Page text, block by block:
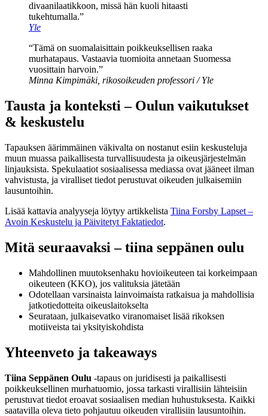
divaanilaatikkoon, missä hän kuoli hitaasti
tukehtumalla.”
Yle
“Tämä on suomalaisittain poikkeuksellisen raaka
murhatapaus. Vastaavia tuomioita annetaan Suomessa
vuosittain harvoin.”
Minna Kimpimäki, rikosoikeuden professori / Yle
Tausta ja konteksti – Oulun vaikutukset
& keskustelu
Tapauksen äärimmäinen väkivalta on nostanut esiin keskusteluja
muun muassa paikallisesta turvallisuudesta ja oikeusjärjestelmän
linjauksista. Spekulaatiot sosiaalisessa mediassa ovat jääneet ilman
vahvistusta, ja viralliset tiedot perustuvat oikeuden julkaisemiin
lausuntoihin.
Lisää kattavia analyyseja löytyy artikkelista Tiina Forsby Lapset –
Avoin Keskustelu ja Päivitetyt Faktatiedot.
Mitä seuraavaksi – tiina seppänen oulu
Mahdollinen muutoksenhaku hovioikeuteen tai korkeimpaan
oikeuteen (KKO), jos valituksia jätetään
Odotellaan varsinaista lainvoimaista ratkaisua ja mahdollisia
jatkotiedotteita oikeuslaitokselta
Seurataan, julkaisevatko viranomaiset lisää rikoksen
motiiveista tai yksityiskohdista
Yhteenveto ja takeaways
Tiina Seppänen Oulu -tapaus on juridisesti ja paikallisesti
poikkeuksellinen murhatuomio, jossa tarkasti virallisiin lähteisiin
perustuvat tiedot eroavat sosiaalisen median huhustuksesta. Kaikki
saatavilla oleva tieto pohjautuu oikeuden virallisiin lausuntoihin.